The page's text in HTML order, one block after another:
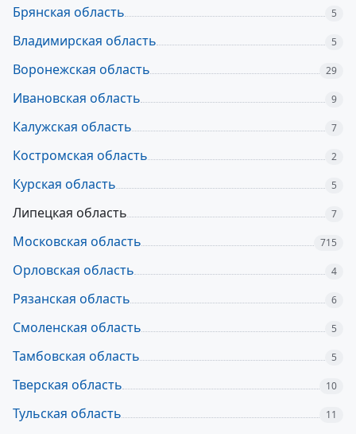
Брянская область 5
Владимирская область 5
Воронежская область 29
Ивановская область 9
Калужская область 7
Костромская область 2
Курская область 5
Липецкая область 7
Московская область 715
Орловская область 4
Рязанская область 6
Смоленская область 5
Тамбовская область 5
Тверская область 10
Тульская область 11